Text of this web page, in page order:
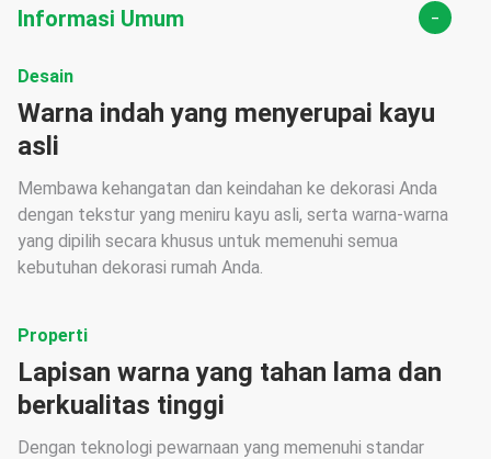
Informasi Umum -
Desain
Warna indah yang menyerupai kayu
asli
Membawa kehangatan dan keindahan ke dekorasi Anda
dengan tekstur yang meniru kayu asli, serta warna-warna
yang dipilih secara khusus untuk memenuhi semua
kebutuhan dekorasi rumah Anda.
Properti
Lapisan warna yang tahan lama dan
berkualitas tinggi
Dengan teknologi pewarnaan yang memenuhi standar